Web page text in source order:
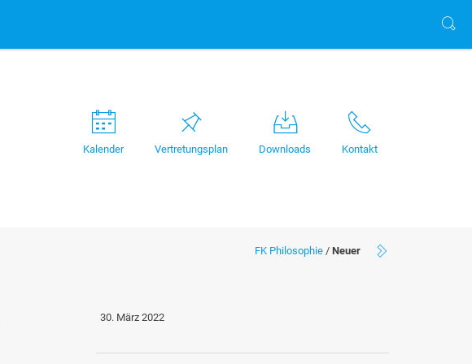
Kalender Vertretungsplan Downloads Kontakt
FK Philosophie / Neuer
30. März 2022